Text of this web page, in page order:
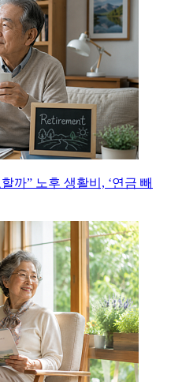
까” 노후 생활비, ‘연금 빼